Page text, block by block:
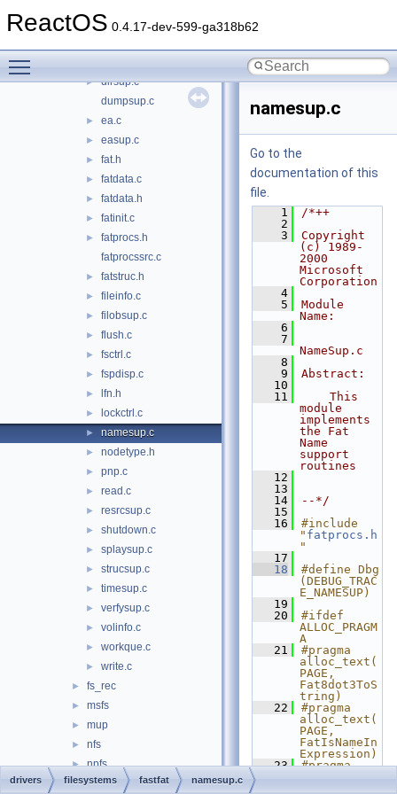
ReactOS 0.4.17-dev-599-ga318b62
► devctrl.c
► dirsup.c
dumpsup.c
► ea.c
► easup.c
► fat.h
► fatdata.c
► fatdata.h
► fatinit.c
►
fatprocs.h
fatprocssrc.c
► fatstruc.h
► fileinfo.c
► filobsup.c
► flush.c
► fsctrl.c
► fspdisp.c
► lfn.h
► lockctrl.c
► namesup.c
► nodetype.h
► pnp.c
► read.c
► resrcsup.c
► shutdown.c
► splaysup.c
► strucsup.c
► timesup.c
► verfysup.c
► volinfo.c
► workque.c
► write.c
► fs_rec
► msfs
► mup
► nfs
► npfs
► ntfs
namesup.c
Go to the
documentation of this
file.
    1
/*++
    2
    3
Copyright
(c) 1989-
2000
Microsoft
Corporation
    4
    5
Module
Name:
    6
    7
NameSup.c
    8
    9
Abstract:
   10
   11
    This
module
implements
the Fat
Name
support
routines
   12
   13
   14
--*/
   15
   16
#include
" fatprocs.h
"
   17
   18
#define Dbg
(DEBUG_TRAC
E_NAMESUP)
   19
   20
#ifdef
ALLOC_PRAGM
A
   21
#pragma
alloc_text(
PAGE,
Fat8dot3ToS
tring)
   22
#pragma
alloc_text(
PAGE,
FatIsNameIn
Expression)
   23
#pragma
drivers filesystems fastfat namesup.c